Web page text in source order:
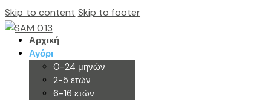
Skip to content Skip to footer
Αρχική
Αγόρι
0-24 μηνών
2-5 ετών
6-16 ετών